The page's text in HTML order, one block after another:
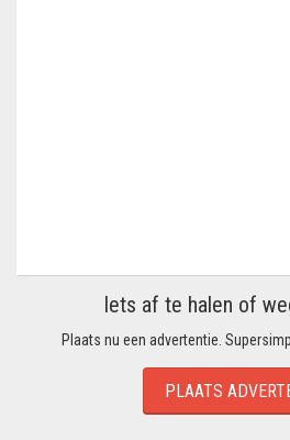
Iets af te halen of
Plaats nu een advertentie.
PLAATS